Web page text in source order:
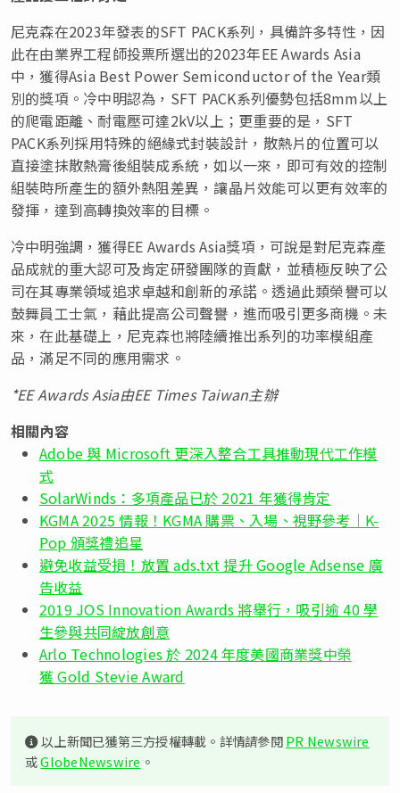
尼克森在2023年發表的SFT PACK系列，具備許多特性，因
此在由業界工程師投票所選出的2023年EE Awards Asia
中，獲得Asia Best Power Semiconductor of the Year類
別的獎項。冷中明認為，SFT PACK系列優勢包括8mm以上
的爬電距離、耐電壓可達2kV以上；更重要的是，SFT
PACK系列採用特殊的絕緣式封裝設計，散熱片的位置可以
直接塗抹散熱膏後組裝成系統，如以一來，即可有效的控制
組裝時所產生的額外熱阻差異，讓晶片效能可以更有效率的
發揮，達到高轉換效率的目標。
冷中明強調，獲得EE Awards Asia獎項，可說是對尼克森產
品成就的重大認可及肯定研發團隊的貢獻，並積極反映了公
司在其專業領域追求卓越和創新的承諾。透過此類榮譽可以
鼓舞員工士氣，藉此提高公司聲譽，進而吸引更多商機。未
來，在此基礎上，尼克森也將陸續推出系列的功率模組產
品，滿足不同的應用需求。
*EE Awards Asia由EE Times Taiwan主辦
相關內容
Adobe 與 Microsoft 更深入整合工具推動現代工作模
式
SolarWinds：多項產品已於 2021 年獲得肯定
KGMA 2025 情報！KGMA 購票、入場、視野參考｜K-
Pop 頒獎禮追星
避免收益受損！放置 ads.txt 提升 Google Adsense 廣
告收益
2019 JOS Innovation Awards 將舉行，吸引逾 40 學
生參與共同綻放創意
Arlo Technologies 於 2024 年度美國商業獎中榮
獲 Gold Stevie Award
以上新聞已獲第三方授權轉載。詳情請參閱PR Newswire
或GlobeNewswire 。